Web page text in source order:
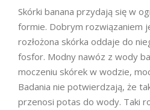
Skórki banana przydają się w
formie. Dobrym rozwiązaniem
rozłożona skórka oddaje do
fosfor. Modny nawóz z wody
moczeniu skórek w wodzie,
Badania nie potwierdzają, że
przenosi potas do wody. Taki